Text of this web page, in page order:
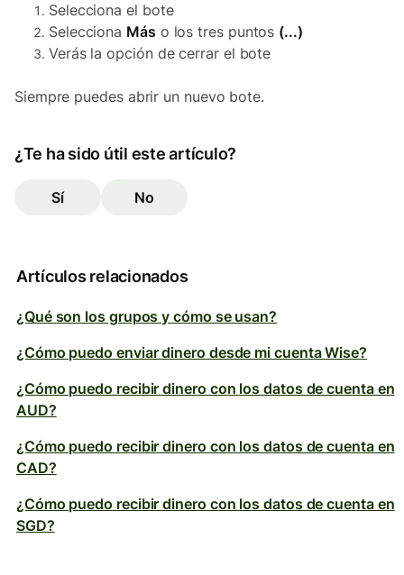
Selecciona el bote
Selecciona Más o los tres puntos (...)
Verás la opción de cerrar el bote
Siempre puedes abrir un nuevo bote.
¿Te ha sido útil este artículo?
Sí No
Artículos relacionados
¿Qué son los grupos y cómo se usan?
¿Cómo puedo enviar dinero desde mi cuenta Wise?
¿Cómo puedo recibir dinero con los datos de cuenta en
AUD?
¿Cómo puedo recibir dinero con los datos de cuenta en
CAD?
¿Cómo puedo recibir dinero con los datos de cuenta en
SGD?